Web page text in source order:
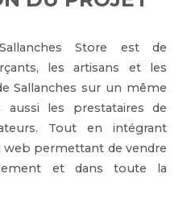
Store est de
les artisans et les
Sallanches sur un même
aussi les prestataires de
Tout en intégrant
web permettant de vendre
et dans toute la